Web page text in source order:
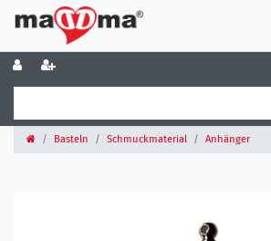
Basteln Schmuckmaterial Anhänger